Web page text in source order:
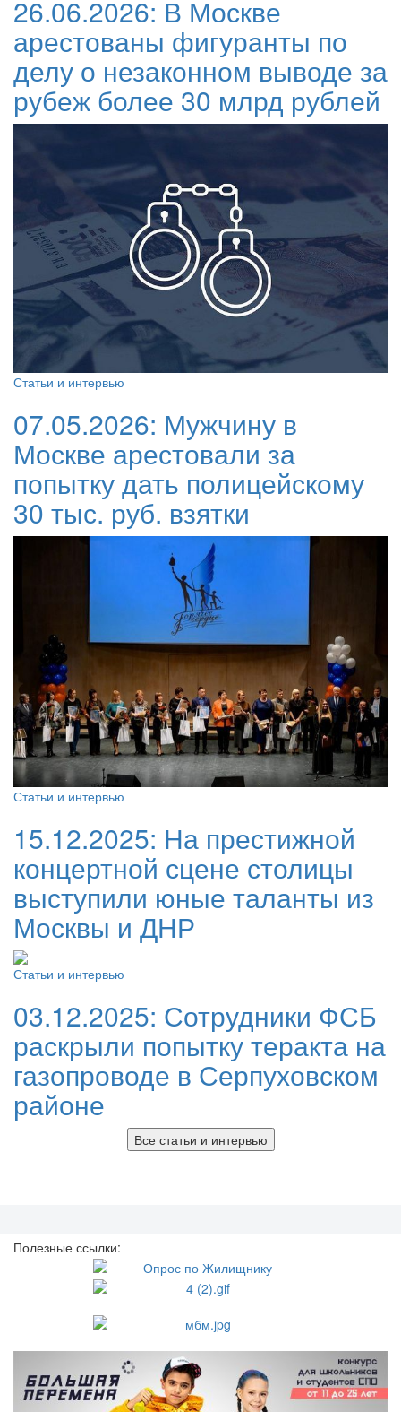
26.06.2026: В Москве
арестованы фигуранты по
делу о незаконном выводе за
рубеж более 30 млрд рублей
Статьи и интервью
07.05.2026: Мужчину в
Москве арестовали за
попытку дать полицейскому
30 тыс. руб. взятки
Статьи и интервью
15.12.2025: На престижной
концертной сцене столицы
выступили юные таланты из
Москвы и ДНР
Статьи и интервью
03.12.2025: Сотрудники ФСБ
раскрыли попытку теракта на
газопроводе в Серпуховском
районе
Все статьи и интервью
Полезные ссылки: